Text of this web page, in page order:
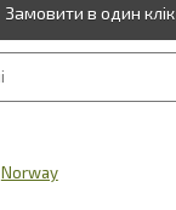
Замовити в один клік
Norway